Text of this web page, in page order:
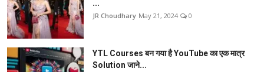
...
JR Choudhary May 21, 2024 0
YTL Courses बन गया है YouTube का एक मात्र
Solution जाने...